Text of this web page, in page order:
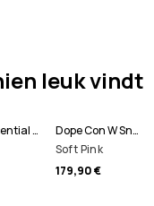
leuk vindt
Dope Essential Skisokken
Dope Con W Snowboard Broek Dames
Soft Pink
179,90 €